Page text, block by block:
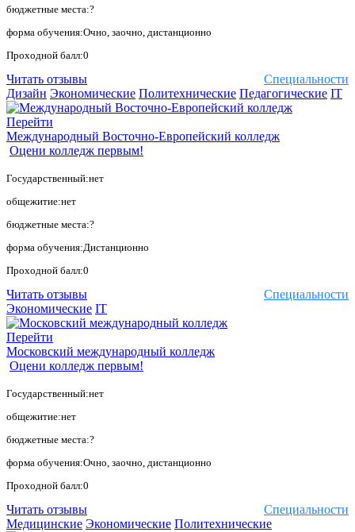
бюджетные места:?
форма обучения:Очно, заочно, дистанционно
Проходной балл:0
Специальности
Читать отзывы
Дизайн Экономические Политехнические Педагогические IT
Перейти
Международный Восточно-Европейский колледж
Оцени колледж первым!
Государственный:нет
общежитие:нет
бюджетные места:?
форма обучения:Дистанционно
Проходной балл:0
Специальности
Читать отзывы
Экономические IT
Перейти
Московский международный колледж
Оцени колледж первым!
Государственный:нет
общежитие:нет
бюджетные места:?
форма обучения:Очно, заочно, дистанционно
Проходной балл:0
Специальности
Читать отзывы
Медицинские Экономические Политехнические